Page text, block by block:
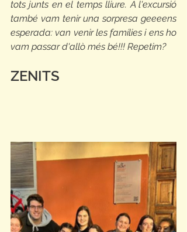
tots junts en el temps lliure. A l'excursió
també vam tenir una sorpresa geeeens
esperada: van venir les famílies i ens ho
vam passar d'allò més bé!!! Repetim?
ZENITS